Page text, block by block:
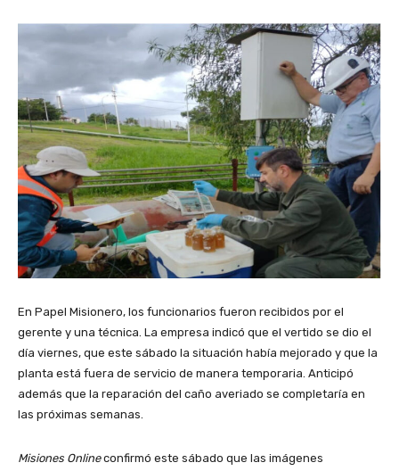
En Papel Misionero, los funcionarios fueron recibidos por el
gerente y una técnica. La empresa indicó que el vertido se dio el
día viernes, que este sábado la situación había mejorado y que la
planta está fuera de servicio de manera temporaria. Anticipó
además que la reparación del caño averiado se completaría en
las próximas semanas.
Misiones Onlineconfirmó este sábado que las imágenes